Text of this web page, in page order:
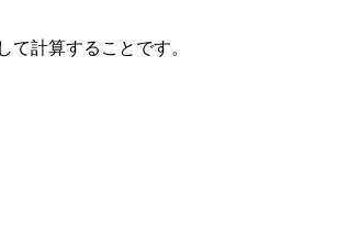
計算することです。